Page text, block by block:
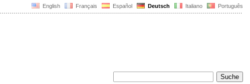
English Français Español Deutsch Italiano Português